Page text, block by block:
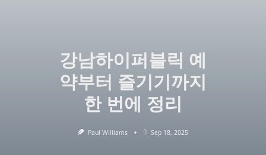
강남하이퍼블릭 예
약부터 즐기기까지
한 번에 정리
Paul Williams Sep 18, 2025